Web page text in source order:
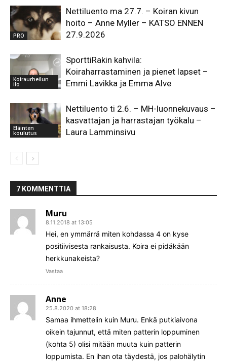
PRO
Nettiluento ma 27.7. – Koiran kivun
hoito – Anne Myller – KATSO ENNEN
27.9.2026
Koiraurheilun
ilo
SporttiRakin kahvila:
Koiraharrastaminen ja pienet lapset –
Emmi Lavikka ja Emma Alve
Eläinten
koulutus
Nettiluento ti 2.6. – MH-luonnekuvaus –
kasvattajan ja harrastajan työkalu –
Laura Lamminsivu
7 KOMMENTTIA
Muru
8.11.2018 at 13:05
Hei, en ymmärrä miten kohdassa 4 on kyse
positiivisesta rankaisusta. Koira ei pidäkään
herkkunakeista?
Vastaa
Anne
25.8.2020 at 18:28
Samaa ihmettelin kuin Muru. Enkä putkiaivona
oikein tajunnut, että miten patterin loppuminen
(kohta 5) olisi mitään muuta kuin patterin
loppumista. En ihan ota täydestä, jos palohälytin